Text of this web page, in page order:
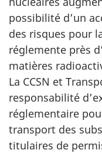
possibilité d’un
des risques pour
réglemente près
matières
La CCSN et
responsabilité
réglementaire
transport des
titulaires de